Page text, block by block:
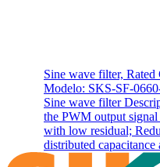
Sine wave filter,
Modelo: SKS-SF-
Sine wave filter
the PWM output
with low residual;
distributed